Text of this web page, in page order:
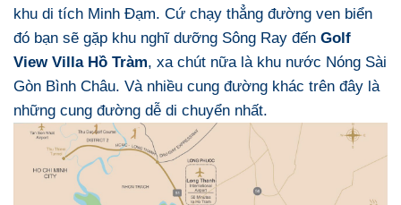
khu di tích Minh Đạm. Cứ chạy thẳng đường ven biển
đó bạn sẽ gặp khu nghĩ dưỡng Sông Ray đến Golf
View Villa Hồ Tràm, xa chút nữa là khu nước Nóng Sài
Gòn Bình Châu. Và nhiều cung đường khác trên đây là
những cung đường dễ di chuyển nhất.